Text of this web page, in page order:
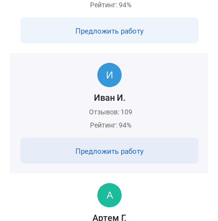
Рейтинг: 94%
Предложить работу
Иван И.
Отзывов: 109
Рейтинг: 94%
Предложить работу
Артем Г.